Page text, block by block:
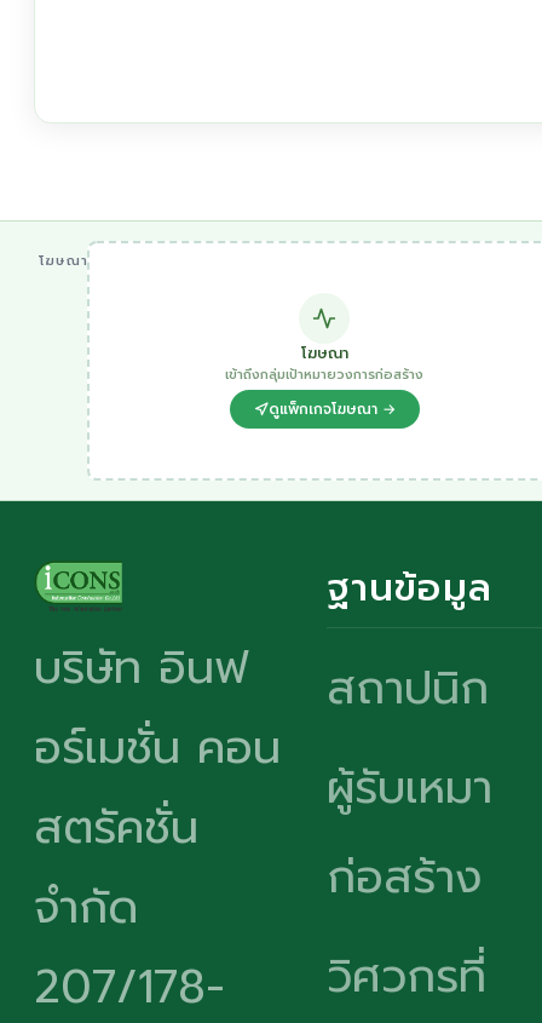
โฆษณา
โฆษณา
เข้าถึงกลุ่มเป้าหมายวงการก่อสร้าง
ดูแพ็กเกจโฆษณา →
บริษัท อินฟ
อร์เมชั่น คอน
สตรัคชั่น
จำกัด
207/178-
ฐานข้อมูล
สถาปนิก
ผู้รับเหมา
ก่อสร้าง
วิศวกรที่